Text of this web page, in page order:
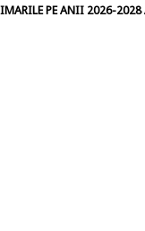
PE ANII 2026-2028